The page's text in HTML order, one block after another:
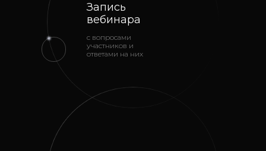
с вопросами
участников и
ответами на них
Запись
вебинара